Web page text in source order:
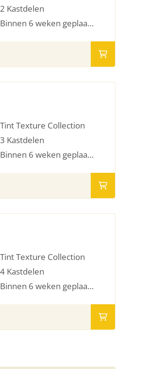
2 Kastdelen
Binnen 6 weken geplaatst
Tint Texture Collection
3 Kastdelen
Binnen 6 weken geplaatst
Tint Texture Collection
4 Kastdelen
Binnen 6 weken geplaatst